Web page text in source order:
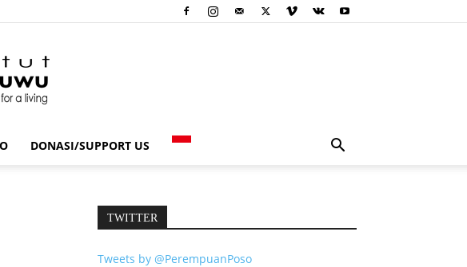
DONASI/SUPPORT US
TWITTER
Tweets by @PerempuanPoso